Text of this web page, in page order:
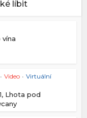
líbit
• Video • Virtuální
Lhota pod